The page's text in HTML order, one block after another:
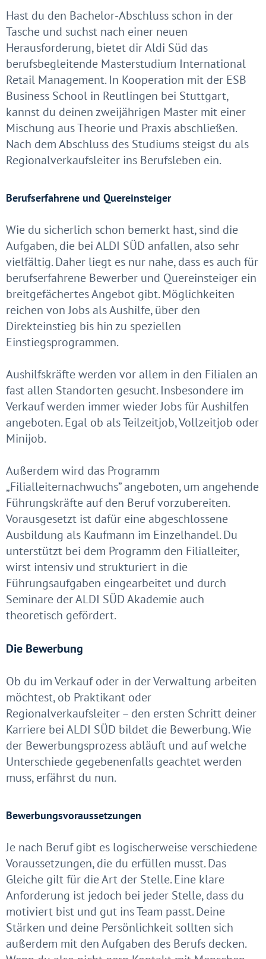
Hast du den Bachelor-Abschluss schon in der
Tasche und suchst nach einer neuen
Herausforderung, bietet dir Aldi Süd das
berufsbegleitende Masterstudium International
Retail Management. In Kooperation mit der ESB
Business School in Reutlingen bei Stuttgart,
kannst du deinen zweijährigen Master mit einer
Mischung aus Theorie und Praxis abschließen.
Nach dem Abschluss des Studiums steigst du als
Regionalverkaufsleiter ins Berufsleben ein.
Berufserfahrene und Quereinsteiger
Wie du sicherlich schon bemerkt hast, sind die
Aufgaben, die bei ALDI SÜD anfallen, also sehr
vielfältig. Daher liegt es nur nahe, dass es auch für
berufserfahrene Bewerber und Quereinsteiger ein
breitgefächertes Angebot gibt. Möglichkeiten
reichen von Jobs als Aushilfe, über den
Direkteinstieg bis hin zu speziellen
Einstiegsprogrammen.
Aushilfskräfte werden vor allem in den Filialen an
fast allen Standorten gesucht. Insbesondere im
Verkauf werden immer wieder Jobs für Aushilfen
angeboten. Egal ob als Teilzeitjob, Vollzeitjob oder
Minijob.
Außerdem wird das Programm
„Filialleiternachwuchs” angeboten, um angehende
Führungskräfte auf den Beruf vorzubereiten.
Vorausgesetzt ist dafür eine abgeschlossene
Ausbildung als Kaufmann im Einzelhandel. Du
unterstützt bei dem Programm den Filialleiter,
wirst intensiv und strukturiert in die
Führungsaufgaben eingearbeitet und durch
Seminare der ALDI SÜD Akademie auch
theoretisch gefördert.
Die Bewerbung
Ob du im Verkauf oder in der Verwaltung arbeiten
möchtest, ob Praktikant oder
Regionalverkaufsleiter – den ersten Schritt deiner
Karriere bei ALDI SÜD bildet die Bewerbung. Wie
der Bewerbungsprozess abläuft und auf welche
Unterschiede gegebenenfalls geachtet werden
muss, erfährst du nun.
Bewerbungsvoraussetzungen
Je nach Beruf gibt es logischerweise verschiedene
Voraussetzungen, die du erfüllen musst. Das
Gleiche gilt für die Art der Stelle. Eine klare
Anforderung ist jedoch bei jeder Stelle, dass du
motiviert bist und gut ins Team passt. Deine
Stärken und deine Persönlichkeit sollten sich
außerdem mit den Aufgaben des Berufs decken.